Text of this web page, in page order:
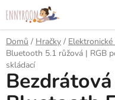
na
obsah
Domů / Hračky /
Bluetooth 5.1 růžová | RGB
skládací